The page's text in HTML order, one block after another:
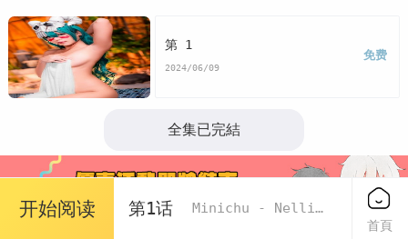
第 1
2024/06/09
免费
全集已完結
开始阅读 第1话 Minichu - Nelliel Onsen
首頁